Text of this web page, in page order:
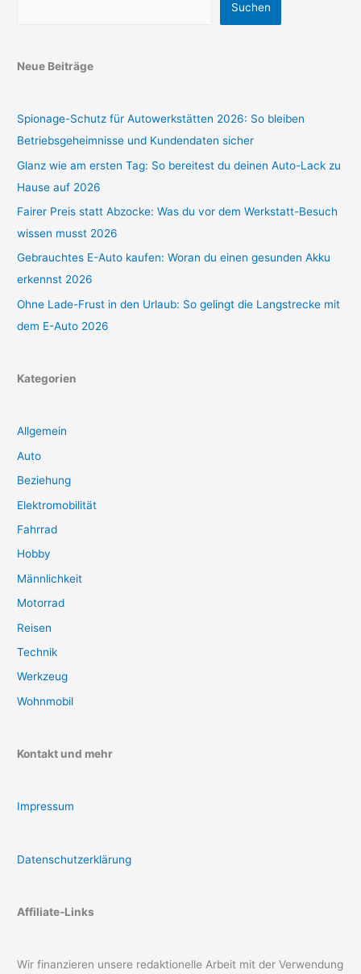
Suchen
Neue Beiträge
Spionage-Schutz für Autowerkstätten 2026: So bleiben
Betriebsgeheimnisse und Kundendaten sicher
Glanz wie am ersten Tag: So bereitest du deinen Auto-Lack zu
Hause auf 2026
Fairer Preis statt Abzocke: Was du vor dem Werkstatt-Besuch
wissen musst 2026
Gebrauchtes E-Auto kaufen: Woran du einen gesunden Akku
erkennst 2026
Ohne Lade-Frust in den Urlaub: So gelingt die Langstrecke mit
dem E-Auto 2026
Kategorien
Allgemein
Auto
Beziehung
Elektromobilität
Fahrrad
Hobby
Männlichkeit
Motorrad
Reisen
Technik
Werkzeug
Wohnmobil
Kontakt und mehr
Impressum
Datenschutzerklärung
Affiliate-Links
Wir finanzieren unsere redaktionelle Arbeit mit der Verwendung